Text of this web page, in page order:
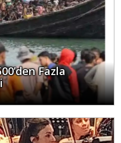
Fazla